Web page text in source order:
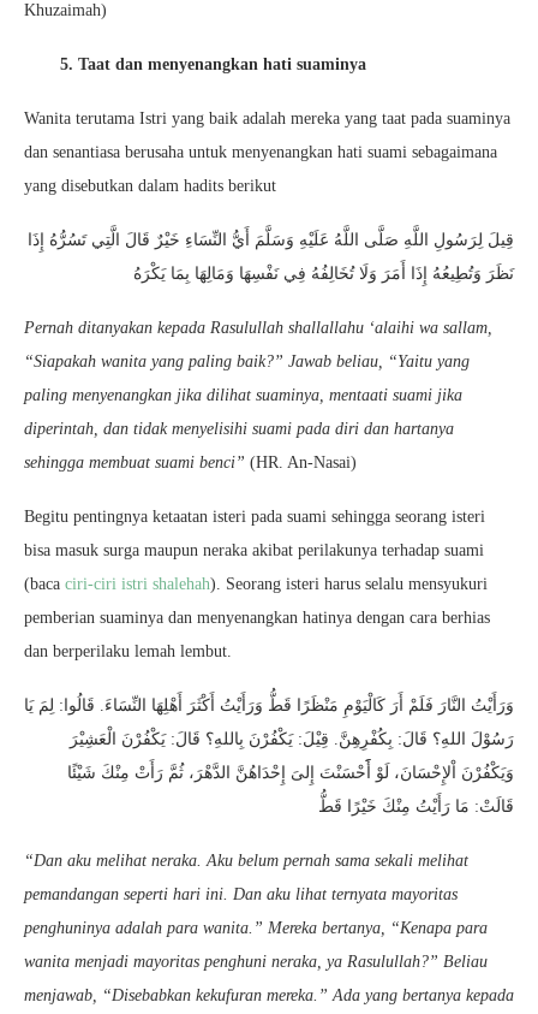
Khuzaimah)
5. Taat dan menyenangkan hati suaminya
Wanita terutama Istri yang baik adalah mereka yang taat pada suaminya
dan senantiasa berusaha untuk menyenangkan hati suami sebagaimana
yang disebutkan dalam hadits berikut
قِيلَ لِرَسُولِ اللَّهِ صَلَّى اللَّهُ عَلَيْهِ وَسَلَّمَ أَيُّ النِّسَاءِ خَيْرٌ قَالَ الَّتِي تَسُرُّهُ إِذَا
نَظَرَ وَتُطِيعُهُ إِذَا أَمَرَ وَلَا تُخَالِفُهُ فِي نَفْسِهَا وَمَالِهَا بِمَا يَكْرَهُ
Pernah ditanyakan kepada Rasulullah shallallahu ‘alaihi wa sallam,
“Siapakah wanita yang paling baik?” Jawab beliau, “Yaitu yang
paling menyenangkan jika dilihat suaminya, mentaati suami jika
diperintah, dan tidak menyelisihi suami pada diri dan hartanya
sehingga membuat suami benci” (HR. An-Nasai)
Begitu pentingnya ketaatan isteri pada suami sehingga seorang isteri
bisa masuk surga maupun neraka akibat perilakunya terhadap suami
(baca ciri-ciri istri shalehah). Seorang isteri harus selalu mensyukuri
pemberian suaminya dan menyenangkan hatinya dengan cara berhias
dan berperilaku lemah lembut.
وَرَأَيْتُ النَّارَ فَلَمْ أَرَ كَالْيَوْمِ مَنْظَرًا قَطُّ وَرَأَيْتُ أَكْثَرَ أَهْلِهَا النِّسَاءَ. قَالُوا: لِمَ يَا
رَسُوْلَ اللهِ؟ قَالَ: بِكُفْرِهِنَّ. قِيْلَ: يَكْفُرْنَ بِاللهِ؟ قَالَ: يَكْفُرْنَ الْعَشِيْرَ
وَيَكْفُرْنَ اْلإِحْسَانَ، لَوْ أَََحْسَنْتَ إِلىَ إِحْدَاهُنَّ الدَّهْرَ، ثُمَّ رَأَتْ مِنْكَ شَيْئًا
قَالَتْ: مَا رَأَيْتُ مِنْكَ خَيْرًا قَطُّ
“Dan aku melihat neraka. Aku belum pernah sama sekali melihat
pemandangan seperti hari ini. Dan aku lihat ternyata mayoritas
penghuninya adalah para wanita.” Mereka bertanya, “Kenapa para
wanita menjadi mayoritas penghuni neraka, ya Rasulullah?” Beliau
menjawab, “Disebabkan kekufuran mereka.” Ada yang bertanya kepada